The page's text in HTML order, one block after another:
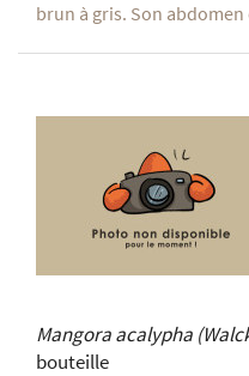
brun à gris. Son
Mangora acalypha
bouteille